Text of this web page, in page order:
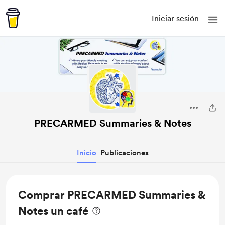
Iniciar sesión
PRECARMED Summaries & Notes
Inicio Publicaciones
Comprar PRECARMED Summaries &
Notes un café